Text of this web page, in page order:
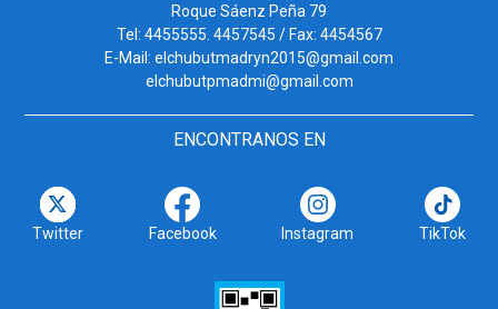
Roque Sáenz Peña 79
Tel: 4455555. 4457545 / Fax: 4454567
E-Mail: elchubutmadryn2015@gmail.com
elchubutpmadmi@gmail.com
ENCONTRANOS EN
Twitter Facebook Instagram TikTok